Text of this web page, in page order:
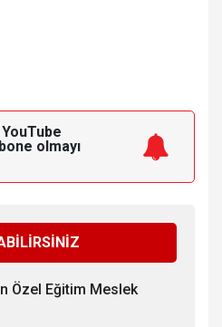
olmayı
Özel Eğitim Meslek